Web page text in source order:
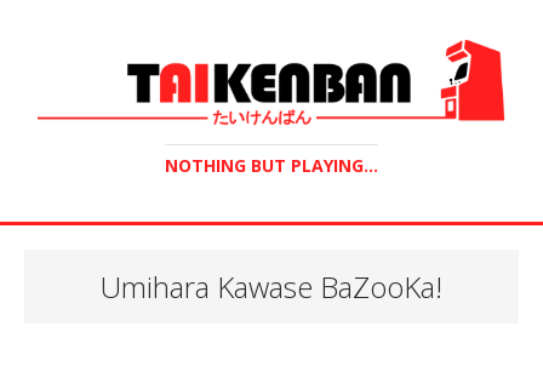
NOTHING BUT PLAYING...
Umihara Kawase BaZooKa!